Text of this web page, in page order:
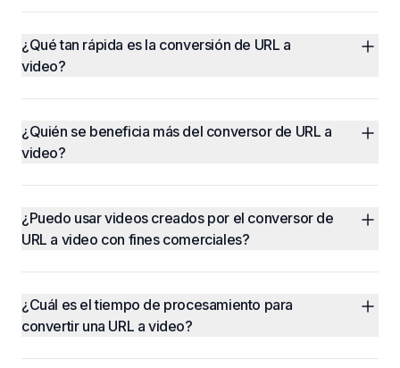
¿Qué tan rápida es la conversión de URL a
video?
¿Quién se beneficia más del conversor de URL a
video?
¿Puedo usar videos creados por el conversor de
URL a video con fines comerciales?
¿Cuál es el tiempo de procesamiento para
convertir una URL a video?